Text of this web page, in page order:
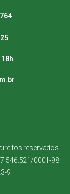
reservados.
0001-98
9